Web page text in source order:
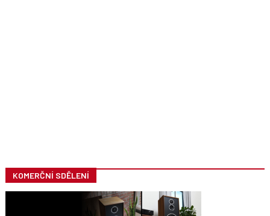
KOMERČNÍ SDĚLENÍ